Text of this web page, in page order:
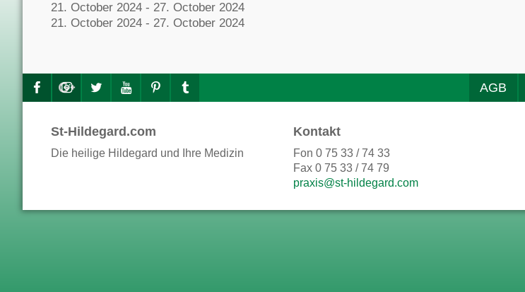
21. October 2024 - 27. October 2024
21. October 2024 - 27. October 2024
AGB
St-Hildegard.com
Die heilige Hildegard und Ihre Medizin
Kontakt
Fon 0 75 33 / 74 33
Fax 0 75 33 / 74 79
praxis@st-hildegard.com